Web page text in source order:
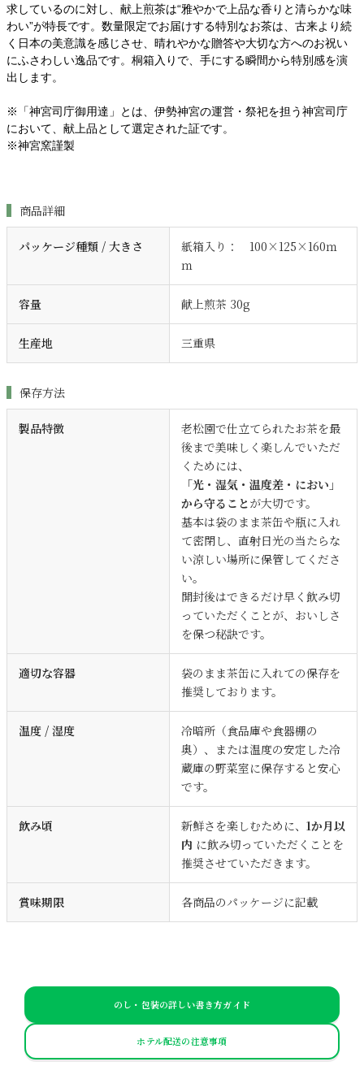
求しているのに対し、献上煎茶は“雅やかで上品な香りと清らかな味
わい”が特長です。数量限定でお届けする特別なお茶は、古来より続
く日本の美意識を感じさせ、晴れやかな贈答や大切な方へのお祝い
にふさわしい逸品です。桐箱入りで、手にする瞬間から特別感を演
出します。
※「神宮司庁御用達」とは、伊勢神宮の運営・祭祀を担う神宮司庁
において、献上品として選定された証です。
※神宮窯謹製
商品詳細
パッケージ種類 / 大きさ
紙箱入り： 100×125×160ｍ
ｍ
容量 献上煎茶 30g
生産地 三重県
保存方法
製品特徴
老松園で仕立てられたお茶を最
後まで美味しく楽しんでいただ
くためには、
「光・湿気・温度差・におい」
から守ることが大切です。
基本は袋のまま茶缶や瓶に入れ
て密閉し、直射日光の当たらな
い涼しい場所に保管してくださ
い。
開封後はできるだけ早く飲み切
っていただくことが、おいしさ
を保つ秘訣です。
適切な容器
袋のまま茶缶に入れての保存を
推奨しております。
温度 / 湿度
冷暗所（食品庫や食器棚の
奥）、または温度の安定した冷
蔵庫の野菜室に保存すると安心
です。
飲み頃 新鮮さを楽しむために、 1か月以
内 に飲み切っていただくことを
推奨させていただきます。
賞味期限 各商品のパッケージに記載
のし・包装の詳しい書き方ガイド
ホテル配送の注意事項